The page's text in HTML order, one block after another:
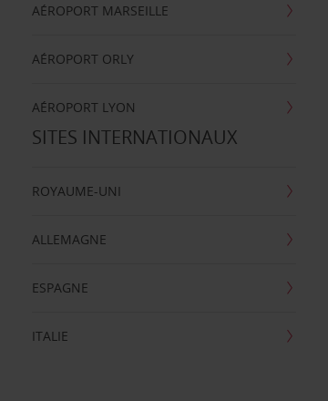
AÉROPORT MARSEILLE
AÉROPORT ORLY
AÉROPORT LYON
SITES INTERNATIONAUX
ROYAUME-UNI
ALLEMAGNE
ESPAGNE
ITALIE